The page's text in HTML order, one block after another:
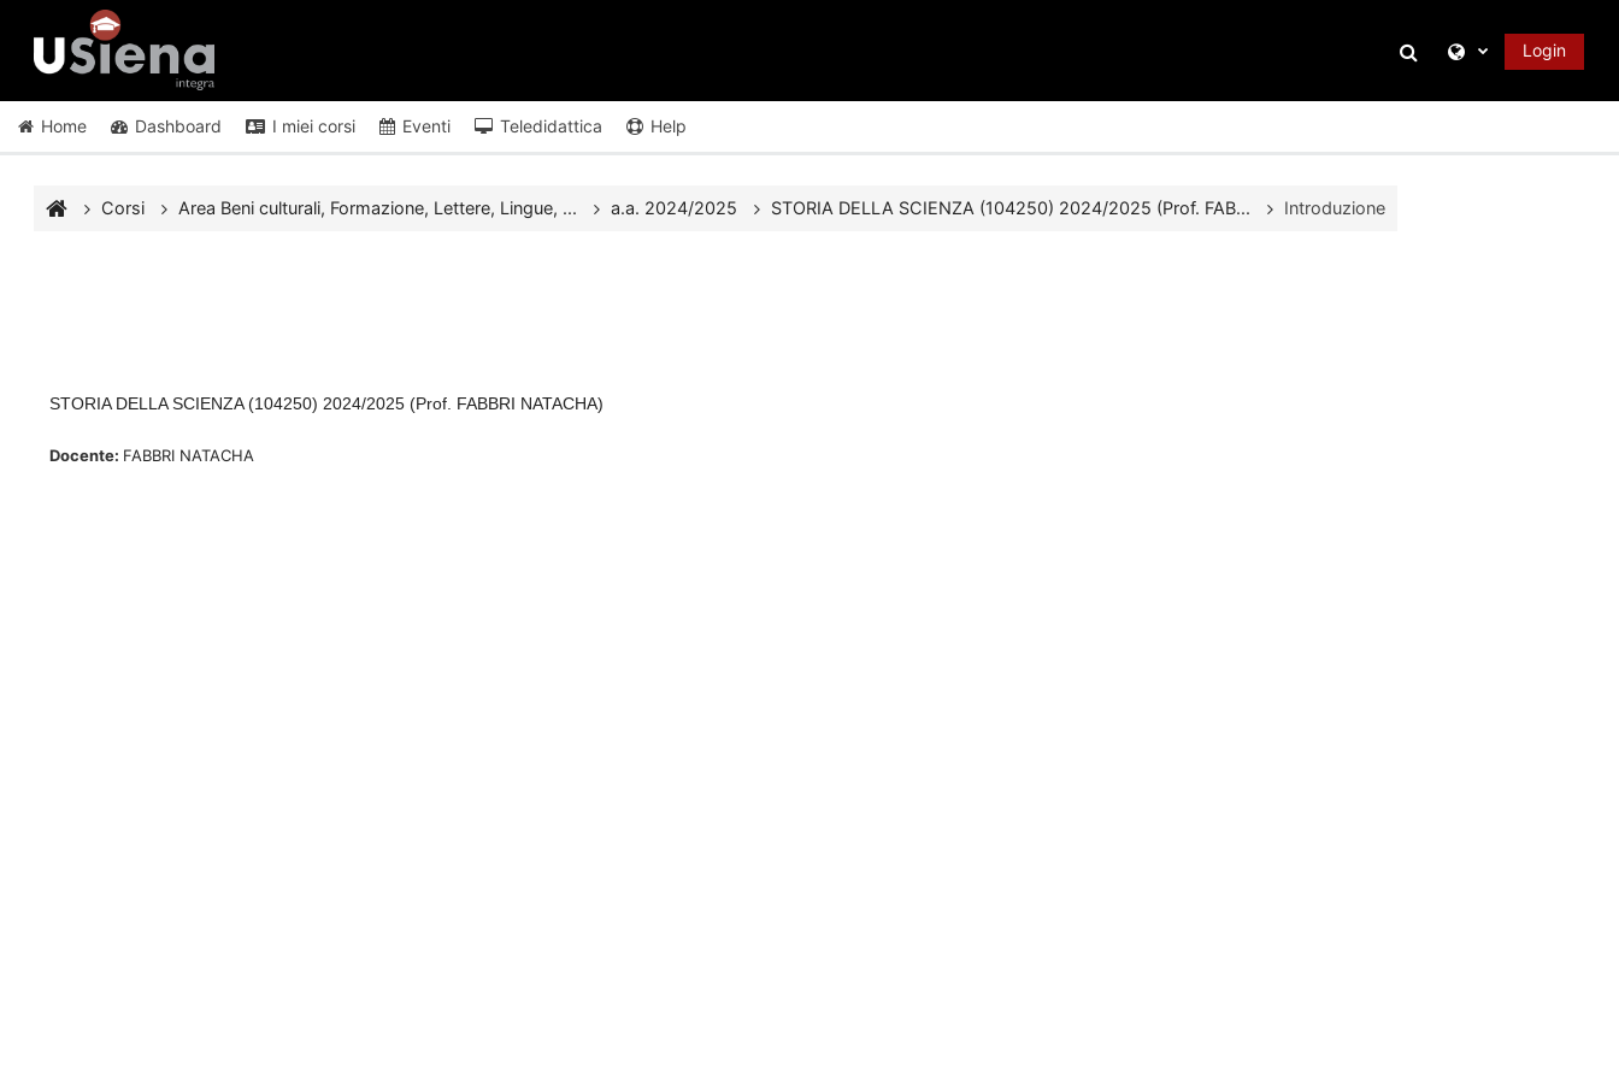
Vai al contenuto principale
Attiva/disattiva
Login
Home Dashboard I miei corsi Eventi Teledidattica Help
Corsi Area Beni culturali, Formazione, Lettere, Lingue, ... a.a. 2024/2025 STORIA DELLA SCIENZA (104250) 2024/2025 (Prof. FAB... Introduzione
STORIA DELLA SCIENZA (104250) 2024/2025 (Prof. FABBRI NATACHA)
Docente: FABBRI NATACHA